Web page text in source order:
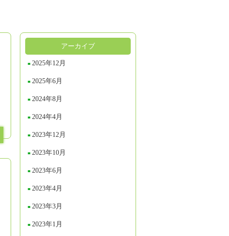
アーカイブ
2025年12月
2025年6月
2024年8月
2024年4月
2023年12月
2023年10月
2023年6月
2023年4月
2023年3月
2023年1月